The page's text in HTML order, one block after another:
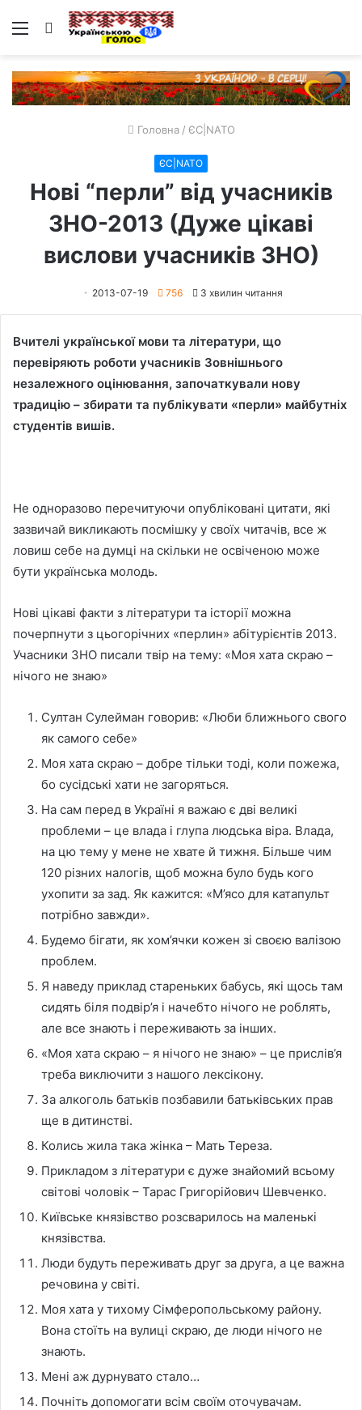
Меню Пошук
Головна / ЄС|NATO
ЄС|NATO
Нові “перли” від учасників
ЗНО-2013 (Дуже цікаві
вислови учасників ЗНО)
2013-07-19 756 3 хвилин читання
Вчителі української мови та літератури, що
перевіряють роботи учасників Зовнішнього
незалежного оцінювання, започаткували нову
традицію – збирати та публікувати «перли» майбутніх
студентів вишів.
Не одноразово перечитуючи опубліковані цитати, які
зазвичай викликають посмішку у своїх читачів, все ж
ловиш себе на думці на скільки не освіченою може
бути українська молодь.
Нові цікаві факти з літератури та історії можна
почерпнути з цьогорічних «перлин» абітурієнтів 2013.
Учасники ЗНО писали твір на тему: «Моя хата скраю –
нічого не знаю»
Султан Сулейман говорив: «Люби ближнього свого
як самого себе»
Моя хата скраю – добре тільки тоді, коли пожежа,
бо сусідські хати не загоряться.
На сам перед в Україні я важаю є дві великі
проблеми – це влада і глупа людська віра. Влада,
на цю тему у мене не хвате й тижня. Більше чим
120 різних налогів, щоб можна було будь кого
ухопити за зад. Як кажится: «М’ясо для катапульт
потрібно завжди».
Будемо бігати, як хом’ячки кожен зі своєю валізою
проблем.
Я наведу приклад стареньких бабусь, які щось там
сидять біля подвір’я і начебто нічого не роблять,
але все знають і переживають за інших.
«Моя хата скраю – я нічого не знаю» – це прислів’я
треба виключити з нашого лексікону.
За алкоголь батьків позбавили батьківських прав
ще в дитинстві.
Колись жила така жінка – Мать Тереза.
Прикладом з літератури є дуже знайомий всьому
світові чоловік – Тарас Григорійович Шевченко.
Київське князівство розсварилось на маленькі
князівства.
Люди будуть переживать друг за друга, а це важна
речовина у світі.
Моя хата у тихому Сімферопольському району.
Вона стоїть на вулиці скраю, де люди нічого не
знають.
Мені аж дурнувато стало…
Почніть допомогати всім своїм оточувачам.